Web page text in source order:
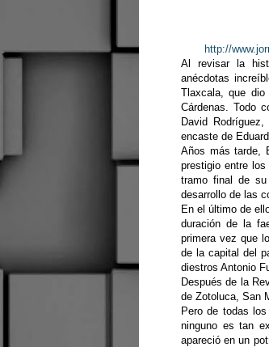
http://
Al revisar la
anécdotas
Tlaxcala, que
Cárdenas. Todo
David
encaste de
Años más tarde,
prestigio entre
tramo final de su
desarrollo de las
En el último de
duración de la
primera vez que
de la capital del
diestros Antonio
Después de la
de Zotoluca, San
Pero de todas
ninguno es tan
apareció en un